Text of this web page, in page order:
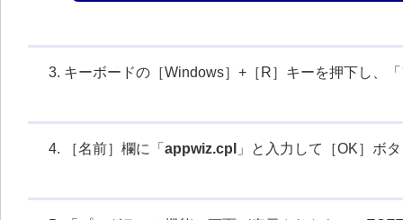
キーボードの［Windows］+［R］キーを押下し、
［名前］欄に「 appwiz.cpl 」と入力して［OK］ボ